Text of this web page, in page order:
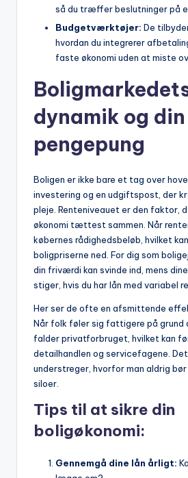
så du træffer beslutninger på
Budgetværktøjer: De
hvordan du integrerer
faste økonomi uden at miste
dynamik og din
pengepung
Boligen er ikke bare et tag over
investering og en udgiftspost, der
pleje. Renteniveauet er den faktor,
økonomi tættest sammen. Når
købernes rådighedsbeløb, hvilket
boligpriserne ned. For dig som
din friværdi kan svinde ind, mens
stiger, hvis du har lån med variabel
Her ser de ofte en afsmittende
Når folk føler sig fattigere på grund
falder privatforbruget, hvilket kan
detailhandlen og servicefagene.
understreger, hvorfor man aldrig bør
siloer.
Tips til at sikre din
boligøkonomi:
Gennemgå dine lån årligt: